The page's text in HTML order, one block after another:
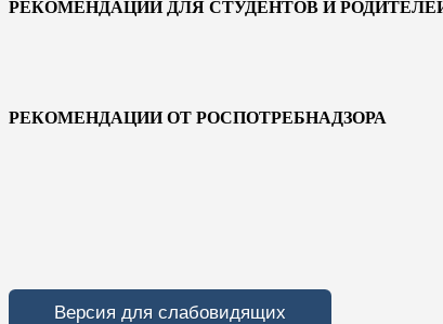
РЕКОМЕНДАЦИИ ДЛЯ СТУДЕНТОВ И
РЕКОМЕНДАЦИИ ОТ РОСПОТРЕБНАДЗОРА
Версия для слабовидящих